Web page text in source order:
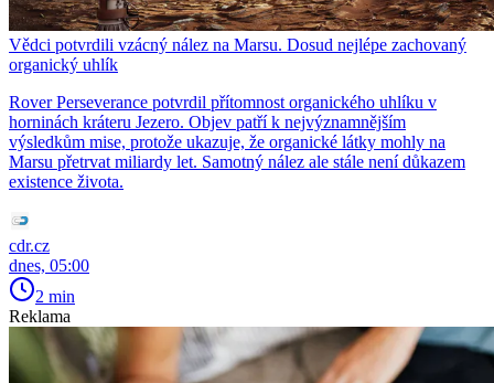
Vědci potvrdili vzácný nález na Marsu. Dosud nejlépe zachovaný
organický uhlík
Rover Perseverance potvrdil přítomnost organického uhlíku v
horninách kráteru Jezero. Objev patří k nejvýznamnějším
výsledkům mise, protože ukazuje, že organické látky mohly na
Marsu přetrvat miliardy let. Samotný nález ale stále není důkazem
existence života.
cdr.cz
dnes, 05:00
2 min
Reklama